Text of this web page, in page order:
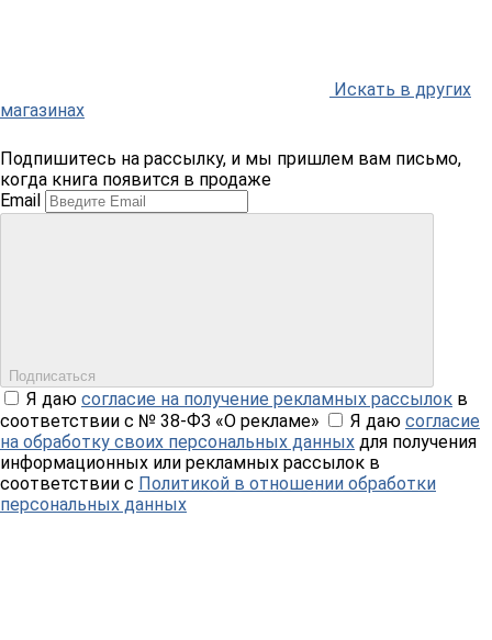
Искать в других
магазинах
Подпишитесь на рассылку, и мы пришлем вам письмо,
когда книга появится в продаже
Email
Подписаться
Я даю согласие на получение рекламных рассылок в
соответствии с № 38-ФЗ «О рекламе»
Я даю согласие
на обработку своих персональных данных для получения
информационных или рекламных рассылок в
соответствии с Политикой в отношении обработки
персональных данных